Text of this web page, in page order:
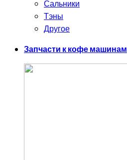
Сальники
Тэны
Другое
Запчасти к кофе машинам